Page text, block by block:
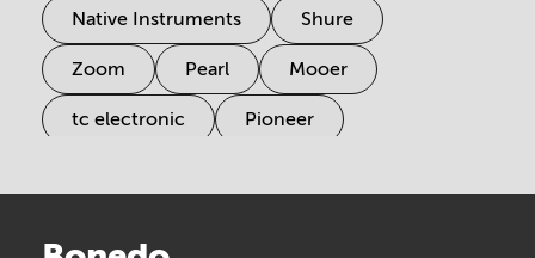
Native Instruments Shure
Zoom Pearl Mooer
tc electronic Pioneer